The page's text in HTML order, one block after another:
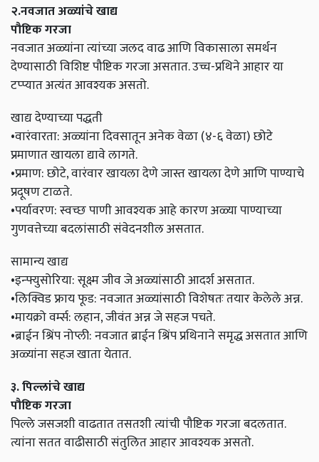
२.नवजात अळ्यांचे खाद्य
पौष्टिक गरजा
नवजात अळ्यांना त्यांच्या जलद वाढ आणि विकासाला समर्थन
देण्यासाठी विशिष्ट पौष्टिक गरजा असतात. उच्च-प्रथिने आहार या
टप्प्यात अत्यंत आवश्यक असतो.
खाद्य देण्याच्या पद्धती
•वारंवारता: अळ्यांना दिवसातून अनेक वेळा (४-६ वेळा) छोटे
प्रमाणात खायला द्यावे लागते.
•प्रमाण: छोटे, वारंवार खायला देणे जास्त खायला देणे आणि पाण्याचे
प्रदूषण टाळते.
•पर्यावरण: स्वच्छ पाणी आवश्यक आहे कारण अळ्या पाण्याच्या
गुणवत्तेच्या बदलांसाठी संवेदनशील असतात.
सामान्य खाद्य
•इन्फ्युसोरिया: सूक्ष्म जीव जे अळ्यांसाठी आदर्श असतात.
•लिक्विड फ्राय फूड: नवजात अळ्यांसाठी विशेषतः तयार केलेले अन्न.
•मायक्रो वर्म्स: लहान, जीवंत अन्न जे सहज पचते.
•ब्राईन श्रिंप नोप्ली: नवजात ब्राईन श्रिंप प्रथिनाने समृद्ध असतात आणि
अळ्यांना सहज खाता येतात.
३. पिल्लांचे खाद्य
पौष्टिक गरजा
पिल्ले जसजशी वाढतात तसतशी त्यांची पौष्टिक गरजा बदलतात.
त्यांना सतत वाढीसाठी संतुलित आहार आवश्यक असतो.